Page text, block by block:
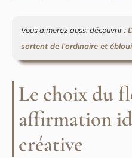
Vous aimerez aussi découvrir :
sortent de l’ordinaire et
Le choix du
affirmation
créative